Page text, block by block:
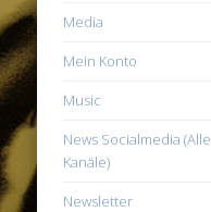
Media
Mein Konto
Music
News Socialmedia (Alle
Kanäle)
Newsletter